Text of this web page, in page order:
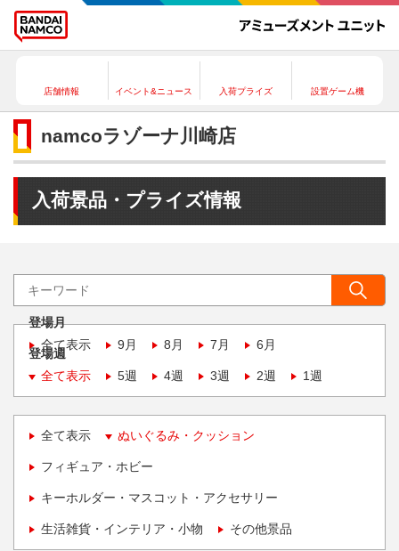
店舗情報 イベント&ニュース 入荷プライズ 設置ゲーム機
namcoラゾーナ川崎店
入荷景品・プライズ情報
登場月
全て表示
9月 8月 7月 6月
登場週
全て表示
5週 4週 3週 2週 1週
全て表示 ぬいぐるみ・クッション
フィギュア・ホビー
キーホルダー・マスコット・アクセサリー
生活雑貨・インテリア・小物 その他景品